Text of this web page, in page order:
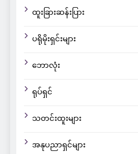
ထူးခြားဆန်းပြား
ပရိုမိုးရှင်းများ
ဘောလုံး
ရုပ်ရှင်
သတင်းထူးများ
အနုပညာရှင်များ